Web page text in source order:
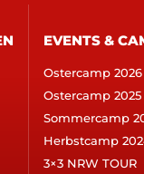
EVENTS &
Ostercamp 2026
Ostercamp 2025
Sommercamp
Herbstcamp
3×3 NRW TOUR